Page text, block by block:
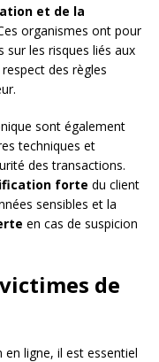
et de la
organismes ont pour
sur les risques liés aux
des règles
sont également
techniques et
des transactions.
forte du client
sensibles et la
en cas de suspicion
de
en ligne, il est essentiel